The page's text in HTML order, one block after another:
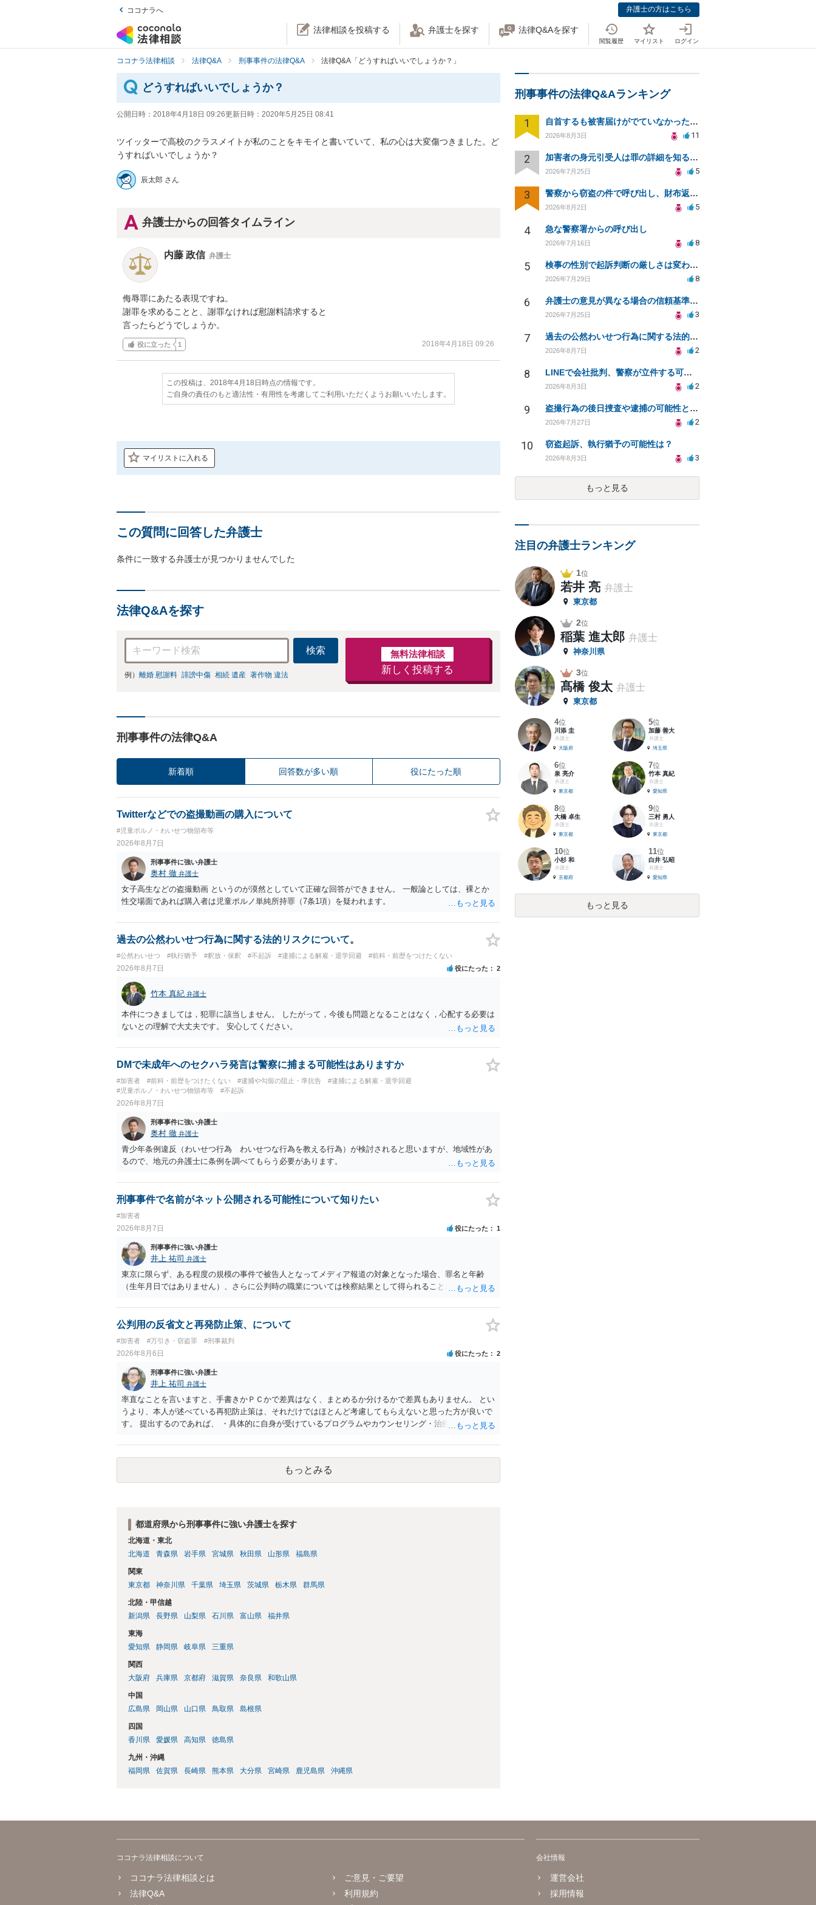
ココナラへ 弁護士の方はこちら
法律相談を投稿する 弁護士を探す 法律Q&Aを探す
閲覧履歴 マイリスト ログイン
ココナラ法律相談 法律Q&A 刑事事件の法律Q&A 法律Q&A「どうすればいいでしょうか？」
どうすればいいでしょうか？
公開日時： 2018年4月18日 09:26更新日時： 2020年5月25日 08:41
ツイッターで高校のクラスメイトが私のことをキモイと書いていて、私の心は大変傷つきました。ど
うすればいいでしょうか？
辰太郎 さん
弁護士からの回答タイムライン
内藤 政信 弁護士
侮辱罪にあたる表現ですね。
謝罪を求めることと、謝罪なければ慰謝料請求すると
言ったらどうでしょうか。
役に立った 1 2018年4月18日 09:26
この投稿は、2018年4月18日時点の情報です。
ご自身の責任のもと適法性・有用性を考慮してご利用いただくようお願いいたします。
マイリストに入れる
この質問に回答した弁護士
条件に一致する弁護士が見つかりませんでした
法律Q&Aを探す
検索
例） 離婚 慰謝料 誹謗中傷 相続 遺産 著作物 違法
無料法律相談
新しく投稿する
刑事事件の法律Q&A
新着順 回答数が多い順 役にたった順
Twitterなどでの盗撮動画の購入について
#児童ポルノ・わいせつ物頒布等
2026年8月7日
刑事事件に強い弁護士
奥村 徹 弁護士
女子高生などの盗撮動画 というのが漠然としていて正確な回答ができません。 一般論としては、裸とか
性交場面であれば購入者は児童ポルノ単純所持罪（7条1項）を疑われます。
過去の公然わいせつ行為に関する法的リスクについて。
#公然わいせつ #執行猶予 #釈放・保釈 #不起訴 #逮捕による解雇・退学回避 #前科・前歴をつけたくない
2026年8月7日 役にたった 2
竹本 真紀 弁護士
本件につきましては，犯罪に該当しません。 したがって，今後も問題となることはなく，心配する必要は
ないとの理解で大丈夫です。 安心してください。
DMで未成年へのセクハラ発言は警察に捕まる可能性はありますか
#加害者 #前科・前歴をつけたくない #逮捕や勾留の阻止・準抗告
#逮捕による解雇・退学回避
#児童ポルノ・わいせつ物頒布等
#不起訴
2026年8月7日
刑事事件に強い弁護士
奥村 徹 弁護士
青少年条例違反（わいせつ行為 わいせつな行為を教える行為）が検討されると思いますが、地域性があ
るので、地元の弁護士に条例を調べてもらう必要があります。
刑事事件で名前がネット公開される可能性について知りたい
#加害者
2026年8月7日 役にたった 1
刑事事件に強い弁護士
井上 祐司 弁護士
東京に限らず、ある程度の規模の事件で被告人となってメディア報道の対象となった場合、罪名と年齢
（生年月日ではありません）、さらに公判時の職業については検察結果として得られることが通常です。
公判用の反省文と再発防止策、について
#加害者 #万引き・窃盗罪 #刑事裁判
2026年8月6日 役にたった 2
刑事事件に強い弁護士
井上 祐司 弁護士
率直なことを言いますと、手書きかＰＣかで差異はなく、まとめるか分けるかで差異もありません。 とい
うより、本人が述べている再犯防止策は、それだけではほとんど考慮してもらえないと思った方が良いで
す。 提出するのであれば、 ・具体的に自身が受けているプログラムやカウンセリング・治療の内容 ・利
者の証言 など、証拠で担保された客観性と実現可能性があるものでなければあまり意味がありません。
もともと執行猶予が狙える事案であれば本人の反省の言葉だけで十分であり、実刑となるか微妙な事案で
は、本人が再発防止策をいくら述べてもほとんど効果は望めないというのが実感です。
もっとみる
都道府県から刑事事件に強い弁護士を探す
北海道・東北
北海道
青森県 岩手県 宮城県 秋田県 山形県 福島県
関東
東京都
神奈川県 千葉県 埼玉県 茨城県 栃木県 群馬県
北陸・甲信越
新潟県
長野県 山梨県 石川県 富山県 福井県
東海
愛知県
静岡県 岐阜県 三重県
関西
大阪府
兵庫県 京都府 滋賀県 奈良県 和歌山県
中国
広島県
岡山県 山口県 鳥取県 島根県
四国
香川県
愛媛県 高知県 徳島県
九州・沖縄
福岡県
佐賀県 長崎県 熊本県 大分県 宮崎県 鹿児島県 沖縄県
刑事事件の法律Q&Aランキング
1 自首するも被害届けがでていなかった場合
2026年8月3日 11
2 加害者の身元引受人は罪の詳細を知ることができるか？
2026年7月25日 5
3 警察から窃盗の件で呼び出し、財布返却で自首すべきか？
2026年8月2日 5
4 急な警察署からの呼び出し
2026年7月16日 8
5 検事の性別で起訴判断の厳しさは変わるのか知りたい
2026年7月29日 8
6 弁護士の意見が異なる場合の信頼基準について教えてください
2026年7月25日 3
7 過去の公然わいせつ行為に関する法的リスクについて。
2026年8月7日 2
8 LINEで会社批判、警察が立件する可能性は？
2026年8月3日 2
9 盗撮行為の後日捜査や逮捕の可能性と初動対応について
2026年7月27日 2
10 窃盗起訴、執行猶予の可能性は？
2026年8月3日 3
もっと見る
注目の弁護士ランキング
1位
若井 亮 弁護士
東京都
2位
稲葉 進太郎 弁護士
神奈川県
3位
髙橋 俊太 弁護士
東京都
4位
川添 圭
弁護士
大阪府
5位
加藤 善大
弁護士
埼玉県
6位
泉 亮介
弁護士
東京都
7位
竹本 真紀
弁護士
愛知県
8位
大橋 卓生
弁護士
東京都
9位
三村 勇人
弁護士
東京都
10位
小杉 和
弁護士
京都府
11位
白井 弘昭
弁護士
愛知県
もっと見る
ココナラ法律相談について
ココナラ法律相談とは
法律Q&A
ご意見・ご要望
利用規約
会社情報
運営会社
採用情報